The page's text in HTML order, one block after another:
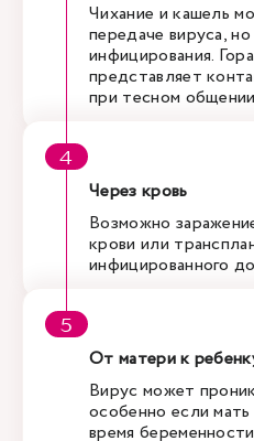
Чихание и кашель
передаче вируса,
инфицирования.
представляет
при тесном
Через кровь
Возможно
крови или
инфицированного
От матери к
Вирус может
особенно если
время